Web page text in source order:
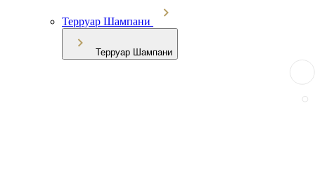
Терруар Шампани
Терруар Шампани